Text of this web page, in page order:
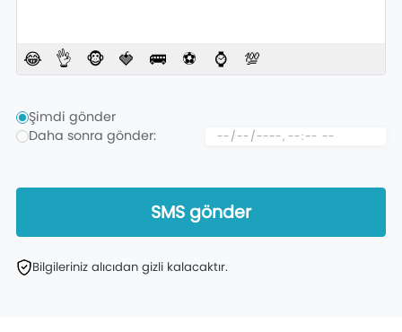
😂 👌 🐵 🍓 🚌 ⚽ ⌚ 💯
Şimdi gönder
Daha sonra gönder:
SMS gönder
Bilgileriniz alıcıdan gizli kalacaktır.